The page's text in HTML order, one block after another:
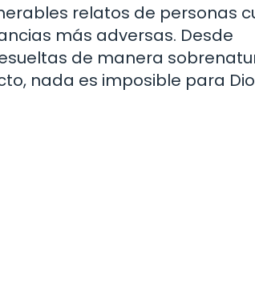
relatos de personas
más adversas. Desde
de manera
nada es imposible para